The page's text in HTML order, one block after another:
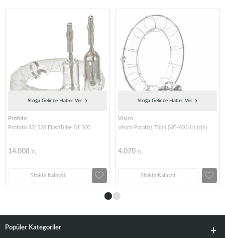
Stoğa Gelince Haber Ver
Profoto
Profoto 331528 FlashTube B1 500
14.008 TL
Stokta Kalmadı
Stoğa Gelince Haber Ver
Visico
Visico Paraflaş Tüpü (VC-600HH için)
4.070 TL
Stokta Kalmadı
Popüler Kategoriler